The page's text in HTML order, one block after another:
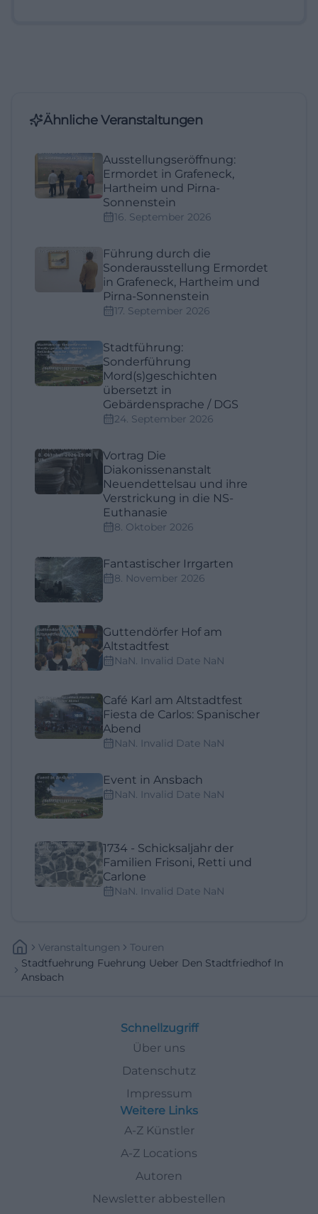
Ähnliche Veranstaltungen
Ausstellungseröffnung:
Ermordet in Grafeneck,
Hartheim und Pirna-
Sonnenstein
16. September 2026
Führung durch die
Sonderausstellung Ermordet
in Grafeneck, Hartheim und
Pirna-Sonnenstein
17. September 2026
Stadtführung:
Sonderführung
Mord(s)geschichten
übersetzt in
Gebärdensprache / DGS
24. September 2026
Vortrag Die
Diakonissenanstalt
Neuendettelsau und ihre
Verstrickung in die NS-
Euthanasie
8. Oktober 2026
Fantastischer Irrgarten
8. November 2026
Guttendörfer Hof am
Altstadtfest
NaN. Invalid Date NaN
Café Karl am Altstadtfest
Fiesta de Carlos: Spanischer
Abend
NaN. Invalid Date NaN
Event in Ansbach
NaN. Invalid Date NaN
1734 - Schicksaljahr der
Familien Frisoni, Retti und
Carlone
NaN. Invalid Date NaN
Veranstaltungen
Touren
Stadtfuehrung Fuehrung Ueber Den Stadtfriedhof In
Ansbach
Schnellzugriff
Über uns
Datenschutz
Impressum
Weitere Links
A-Z Künstler
A-Z Locations
Autoren
Newsletter abbestellen